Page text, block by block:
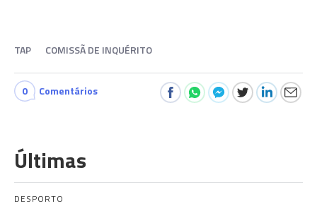
TAP COMISSÃ DE INQUÉRITO
0 Comentários
Últimas
DESPORTO